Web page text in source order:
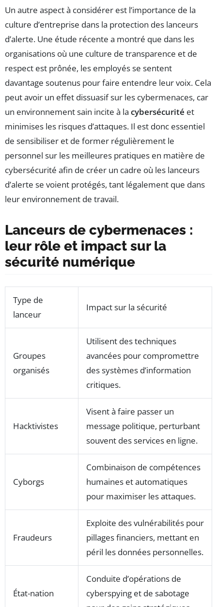
Un autre aspect à considérer est l’importance de la
culture d’entreprise dans la protection des lanceurs
d’alerte. Une étude récente a montré que dans les
organisations où une culture de transparence et de
respect est prônée, les employés se sentent
davantage soutenus pour faire entendre leur voix. Cela
peut avoir un effet dissuasif sur les cybermenaces, car
un environnement sain incite à la cybersécurité et
minimises les risques d’attaques. Il est donc essentiel
de sensibiliser et de former régulièrement le
personnel sur les meilleures pratiques en matière de
cybersécurité afin de créer un cadre où les lanceurs
d’alerte se voient protégés, tant légalement que dans
leur environnement de travail.
Lanceurs de cybermenaces :
leur rôle et impact sur la
sécurité numérique
Type de
lanceur
Impact sur la sécurité
Groupes
organisés
Utilisent des techniques
avancées pour compromettre
des systèmes d’information
critiques.
Hacktivistes
Visent à faire passer un
message politique, perturbant
souvent des services en ligne.
Cyborgs
Combinaison de compétences
humaines et automatiques
pour maximiser les attaques.
Fraudeurs
Exploite des vulnérabilités pour
pillages financiers, mettant en
péril les données personnelles.
État-nation
Conduite d’opérations de
cyberspying et de sabotage